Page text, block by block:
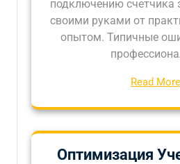
подключению счетчика
своими руками от
опытом. Типичные
Read More
Оптимизация